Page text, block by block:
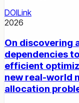
DOILink
2026
On discovering
dependencies
efficient
new real-world
allocation